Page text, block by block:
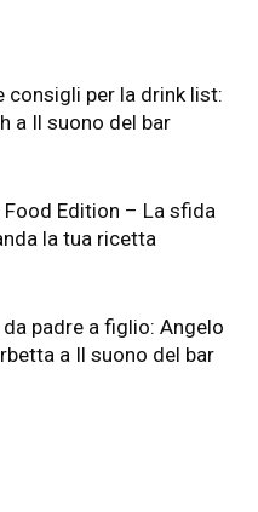
consigli per la drink list:
a Il suono del bar
Food Edition – La sfida
la tua ricetta
padre a figlio: Angelo
a Il suono del bar